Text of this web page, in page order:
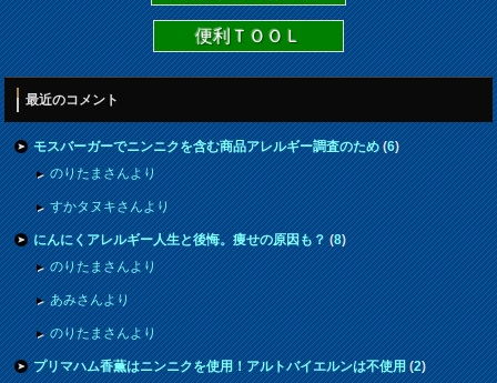
便利ＴＯＯＬ
最近のコメント
モスバーガーでニンニクを含む商品アレルギー調査のため(6)
のりたまさんより
すかタヌキさんより
にんにくアレルギー人生と後悔。痩せの原因も？(8)
のりたまさんより
あみさんより
のりたまさんより
プリマハム香薫はニンニクを使用！アルトバイエルンは不使用(2)